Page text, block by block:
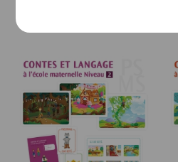
DESCRIPTION DU PROJET * :
(nombre de pages, séances, jeux
d’illustrations, matériel
programmation, etc.)